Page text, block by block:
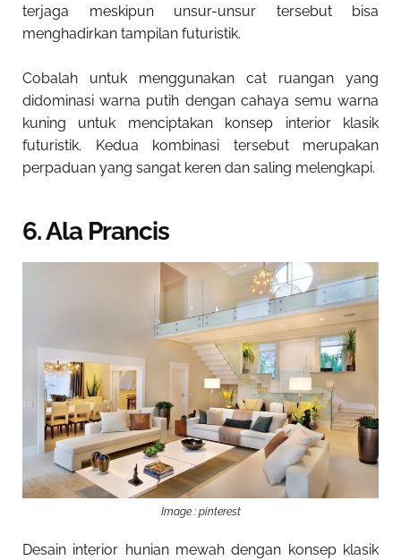
terjaga meskipun unsur-unsur tersebut bisa
menghadirkan tampilan futuristik.
Cobalah untuk menggunakan cat ruangan yang
didominasi warna putih dengan cahaya semu warna
kuning untuk menciptakan konsep interior klasik
futuristik. Kedua kombinasi tersebut merupakan
perpaduan yang sangat keren dan saling melengkapi.
6. Ala Prancis
Image : pinterest
Desain interior hunian mewah dengan konsep klasik